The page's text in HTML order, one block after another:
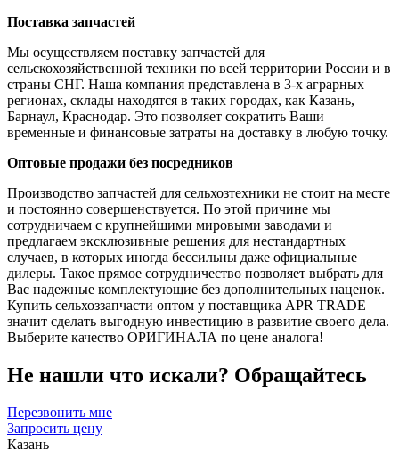
Поставка запчастей
Мы осуществляем поставку запчастей для
сельскохозяйственной техники по всей территории России и в
страны СНГ. Наша компания представлена в 3-х аграрных
регионах, склады находятся в таких городах, как Казань,
Барнаул, Краснодар. Это позволяет сократить Ваши
временные и финансовые затраты на доставку в любую точку.
Оптовые продажи без посредников
Производство запчастей для сельхозтехники не стоит на месте
и постоянно совершенствуется. По этой причине мы
сотрудничаем с крупнейшими мировыми заводами и
предлагаем эксклюзивные решения для нестандартных
случаев, в которых иногда бессильны даже официальные
дилеры. Такое прямое сотрудничество позволяет выбрать для
Вас надежные комплектующие без дополнительных наценок.
Купить сельхоззапчасти оптом у поставщика APR TRADE —
значит сделать выгодную инвестицию в развитие своего дела.
Выберите качество ОРИГИНАЛА по цене аналога!
Не нашли что искали? Обращайтесь
Перезвонить мне
Запросить цену
Казань